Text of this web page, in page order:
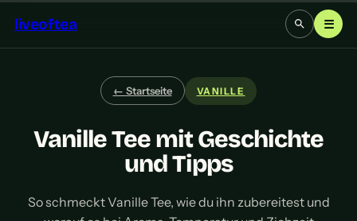
liveoftea ☰
← Startseite VANILLE
Vanille Tee mit Geschichte
und Tipps
So schmeckt Vanille Tee, wie du ihn zubereitest und